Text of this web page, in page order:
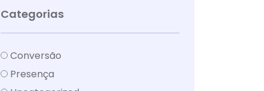
Categorias
Conversão
Presença